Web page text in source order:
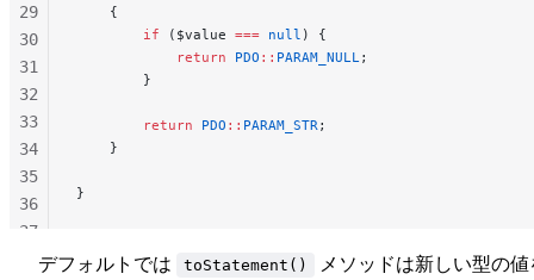
    {
        if
($value === null ) {
            return
PDO :: PARAM_NULL ;
        }
        return
PDO :: PARAM_STR ;
    }
}
29
30
31
32
33
34
35
36
37
デフォルトでは toStatement()
メソッドは新しい型の値